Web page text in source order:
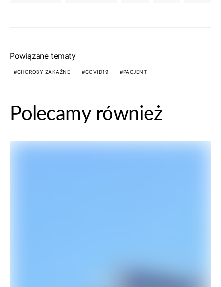
Powiązane tematy
CHOROBY ZAKAŹNE COVID19 PACJENT
Polecamy również